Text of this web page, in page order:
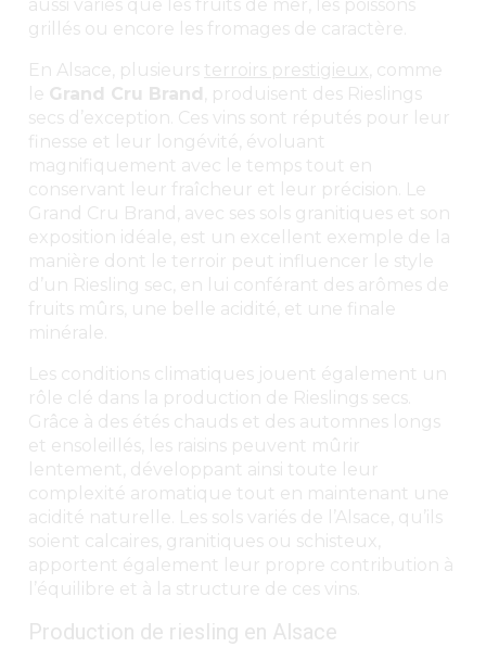
aussi variés que les fruits de mer, les poissons
grillés ou encore les fromages de caractère.
En Alsace, plusieurs terroirs prestigieux , comme
le Grand Cru Brand
, produisent des Rieslings
secs d’exception. Ces vins sont réputés pour leur
finesse et leur longévité, évoluant
magnifiquement avec le temps tout en
conservant leur fraîcheur et leur précision. Le
Grand Cru Brand, avec ses sols granitiques et son
exposition idéale, est un excellent exemple de la
manière dont le terroir peut influencer le style
d’un Riesling sec, en lui conférant des arômes de
fruits mûrs, une belle acidité, et une finale
minérale.
Les conditions climatiques jouent également un
rôle clé dans la production de Rieslings secs.
Grâce à des étés chauds et des automnes longs
et ensoleillés, les raisins peuvent mûrir
lentement, développant ainsi toute leur
complexité aromatique tout en maintenant une
acidité naturelle. Les sols variés de l’Alsace, qu’ils
soient calcaires, granitiques ou schisteux,
apportent également leur propre contribution à
l’équilibre et à la structure de ces vins.
Production de riesling en Alsace